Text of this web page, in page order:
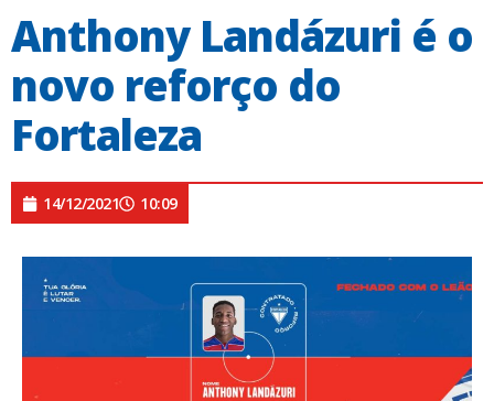
Anthony Landázuri é o
novo reforço do
Fortaleza
14/12/2021 10:09